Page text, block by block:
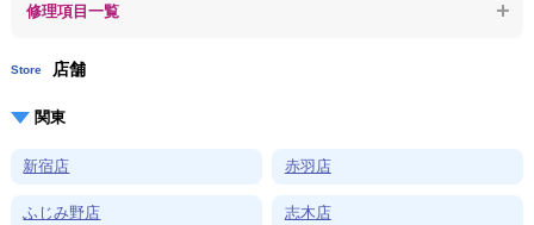
修理項目一覧
Store 店舗
関東
新宿店 赤羽店
ふじみ野店 志木店